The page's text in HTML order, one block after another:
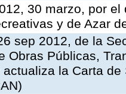
30 marzo, por
y de Azar
sep 2012, de la
Obras Públicas,
la Carta